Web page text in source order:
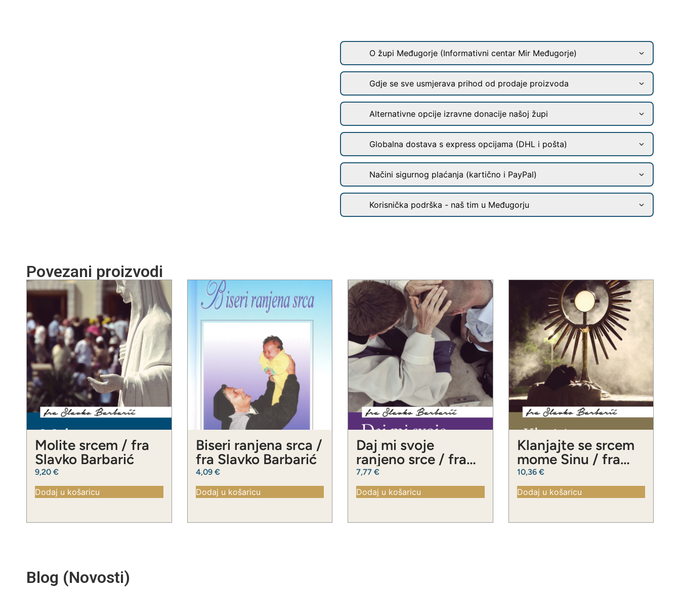
O župi Međugorje (Informativni centar Mir Međugorje)
Gdje se sve usmjerava prihod od prodaje proizvoda
Alternativne opcije izravne donacije našoj župi
Globalna dostava s express opcijama (DHL i pošta)
Načini sigurnog plaćanja (kartično i PayPal)
Korisnička podrška - naš tim u Međugorju
Povezani proizvodi
Molite srcem / fra
Slavko Barbarić
9,20 €
Dodaj u košaricu
Biseri ranjena srca /
fra Slavko Barbarić
4,09 €
Dodaj u košaricu
Daj mi svoje
ranjeno srce / fra
Slavko Barbarić
7,77 €
Dodaj u košaricu
Klanjajte se srcem
mome Sinu / fra
Slavko Barbarić
10,36 €
Dodaj u košaricu
Blog (Novosti)